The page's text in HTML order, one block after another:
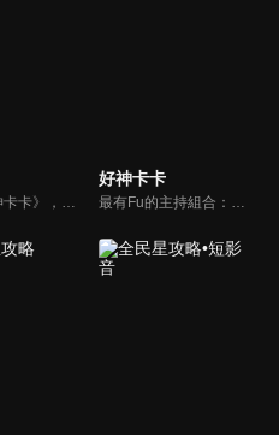
好神卡卡